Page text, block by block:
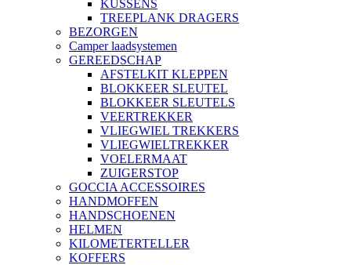
KUSSENS
TREEPLANK DRAGERS
BEZORGEN
Camper laadsystemen
GEREEDSCHAP
AFSTELKIT KLEPPEN
BLOKKEER SLEUTEL
BLOKKEER SLEUTELS
VEERTREKKER
VLIEGWIEL TREKKERS
VLIEGWIELTREKKER
VOELERMAAT
ZUIGERSTOP
GOCCIA ACCESSOIRES
HANDMOFFEN
HANDSCHOENEN
HELMEN
KILOMETERTELLER
KOFFERS